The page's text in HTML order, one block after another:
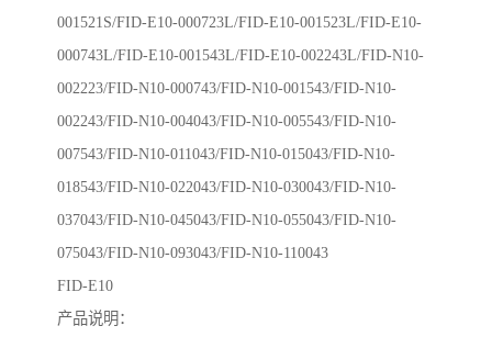
001521S/FID-E10-000723L/FID-E10-001523L/FID-E10-
000743L/FID-E10-001543L/FID-E10-002243L/FID-N10-
002223/FID-N10-000743/FID-N10-001543/FID-N10-
002243/FID-N10-004043/FID-N10-005543/FID-N10-
007543/FID-N10-011043/FID-N10-015043/FID-N10-
018543/FID-N10-022043/FID-N10-030043/FID-N10-
037043/FID-N10-045043/FID-N10-055043/FID-N10-
075043/FID-N10-093043/FID-N10-110043
FID-E10
产品说明：